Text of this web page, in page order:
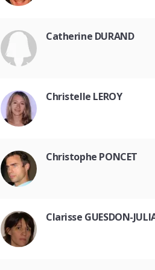
Catherine DURAND
Christelle LEROY
Christophe PONCET
Clarisse GUESDON-